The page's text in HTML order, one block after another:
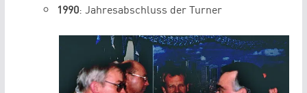
1990: Jahresabschluss der Turner